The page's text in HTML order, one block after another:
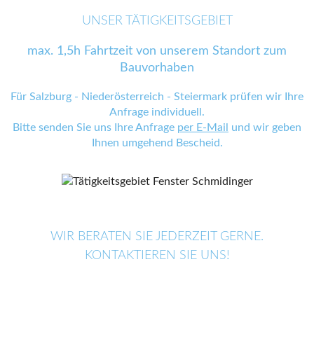
UNSER TÄTIGKEITSGEBIET
max. 1,5h Fahrtzeit von unserem Standort zum
Bauvorhaben
Für Salzburg - Niederösterreich - Steiermark prüfen wir Ihre
Anfrage individuell.
Bitte senden Sie uns Ihre Anfrage per E-Mail
und wir geben
Ihnen umgehend Bescheid.
WIR BERATEN SIE JEDERZEIT GERNE.
KONTAKTIEREN SIE UNS!